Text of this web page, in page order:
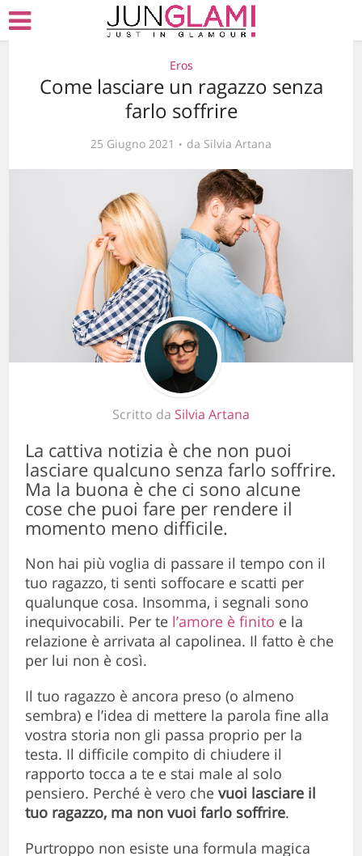
Eros
Come lasciare un ragazzo senza
farlo soffrire
25 Giugno 2021 da Silvia Artana
Scritto da Silvia Artana
La cattiva notizia è che non puoi
lasciare qualcuno senza farlo soffrire.
Ma la buona è che ci sono alcune
cose che puoi fare per rendere il
momento meno difficile.
Non hai più voglia di passare il tempo con il
tuo ragazzo, ti senti soffocare e scatti per
qualunque cosa. Insomma, i segnali sono
inequivocabili. Per te l’amore è finito e la
relazione è arrivata al capolinea. Il fatto è che
per lui non è così.
Il tuo ragazzo è ancora preso (o almeno
sembra) e l’idea di mettere la parola fine alla
vostra storia non gli passa proprio per la
testa. Il difficile compito di chiudere il
rapporto tocca a te e stai male al solo
pensiero. Perché è vero chevuoi lasciare il
tuo ragazzo, ma non vuoi farlo soffrire.
Purtroppo non esiste una formula magica